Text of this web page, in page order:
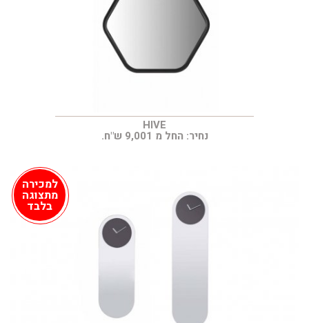
HIVE
נחיר: החל מ 9,001 ש"ח.
למכירה
מתצוגה
בלבד